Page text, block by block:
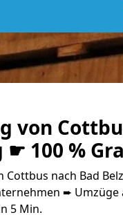
von
☛ 100 %
Cottbus nach Bad
➨ Umzüge
5 Min.